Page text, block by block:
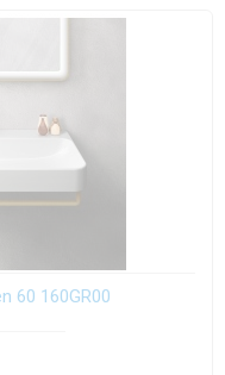
60 160GR00